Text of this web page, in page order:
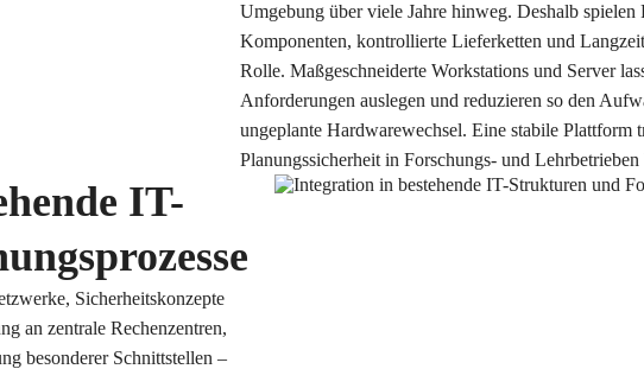
Umgebung über viele Jahre hinweg. Deshalb
Komponenten, kontrollierte Lieferketten und
Rolle. Maßgeschneiderte Workstations und Server
Anforderungen auslegen und reduzieren so den
ungeplante Hardwarewechsel. Eine stabile Plattform
Planungssicherheit in Forschungs- und Lehrbetrieben
IT-
Sicherheitskonzepte
an zentrale Rechenzentren,
besonderer Schnittstellen –